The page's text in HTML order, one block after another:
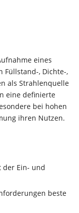
eines
Füllstand-, Dichte-,
als Strahlenquelle
eine definierte
bei hohen
ihren Nutzen.
der Ein- und
beste